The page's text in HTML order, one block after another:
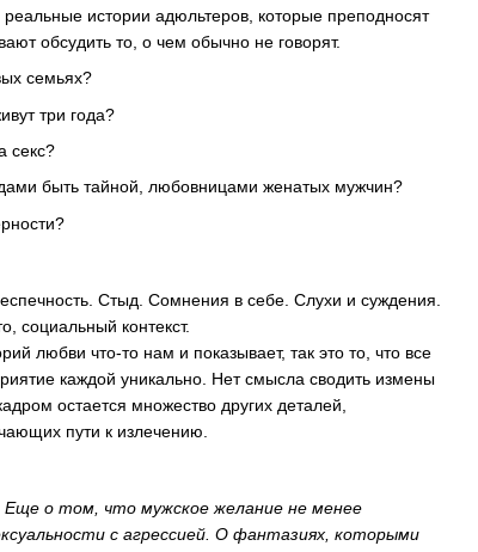
истории адюльтеров, которые преподносят
обсудить то, о чем обычно не говорят.
семьях?
три года?
секс?
быть тайной, любовницами женатых мужчин?
Стыд. Сомнения в себе. Слухи и суждения.
социальный контекст.
любви что-то нам и показывает, так это то, что все
каждой уникально. Нет смысла сводить измены
остается множество других деталей,
пути к излечению.
Еще о том, что мужское желание не менее
с агрессией. О фантазиях, которыми